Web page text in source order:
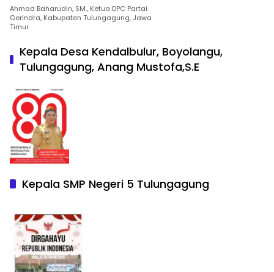
Ahmad Baharudin, SM., Ketua DPC Partai
Gerindra, Kabupaten Tulungagung, Jawa
Timur
Kepala Desa Kendalbulur, Boyolangu,
Tulungagung, Anang Mustofa,S.E
Kepala SMP Negeri 5 Tulungagung